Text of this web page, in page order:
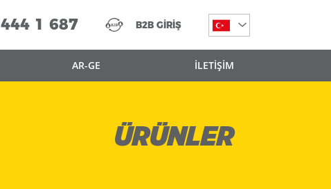
444 1 687 B2B GİRİŞ
AR-GE İLETİŞİM
ÜRÜNLER